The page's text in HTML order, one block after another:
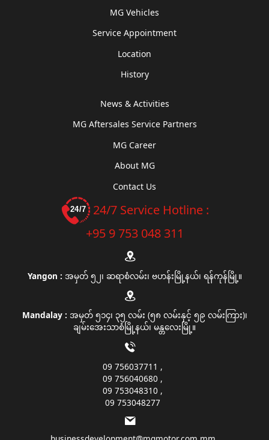
MG Vehicles
Service Appointment
Location
History
News & Activities
MG Aftersales Service Partners
MG Career
About MG
Contact Us
24/7 Service Hotline :
+95 9 753 048 311
Yangon : အမှတ် ၅၂၊ ဆရာစံလမ်း၊ ဗဟန်းမြို့နယ်၊ ရန်ကုန်မြို့။
Mandalay : အမှတ် ၅၁၄၊ ၃၅ လမ်း (၅၈ လမ်းနှင့် ၅၉ လမ်းကြား)၊
ချမ်းအေးသာစံမြို့နယ်၊ မန္တလေးမြို့။
09 756037711
09 756040680
09 753048310
09 753048277